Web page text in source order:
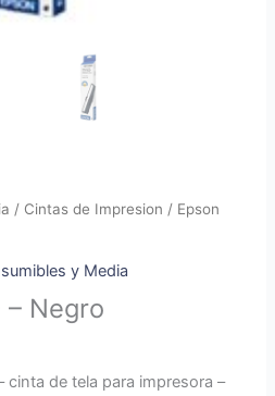
/ Cintas de Impresion / Epson
y Media
– Negro
cinta de tela para impresora –